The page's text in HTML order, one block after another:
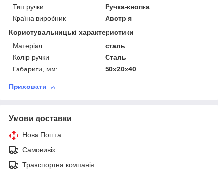
Тип ручки
Ручка-кнопка
Країна виробник
Австрія
Користувальницькі характеристики
Матеріал
сталь
Колір ручки
Сталь
Габарити, мм:
50х20х40
Приховати
Умови доставки
Нова Пошта
Самовивіз
Транспортна компанія